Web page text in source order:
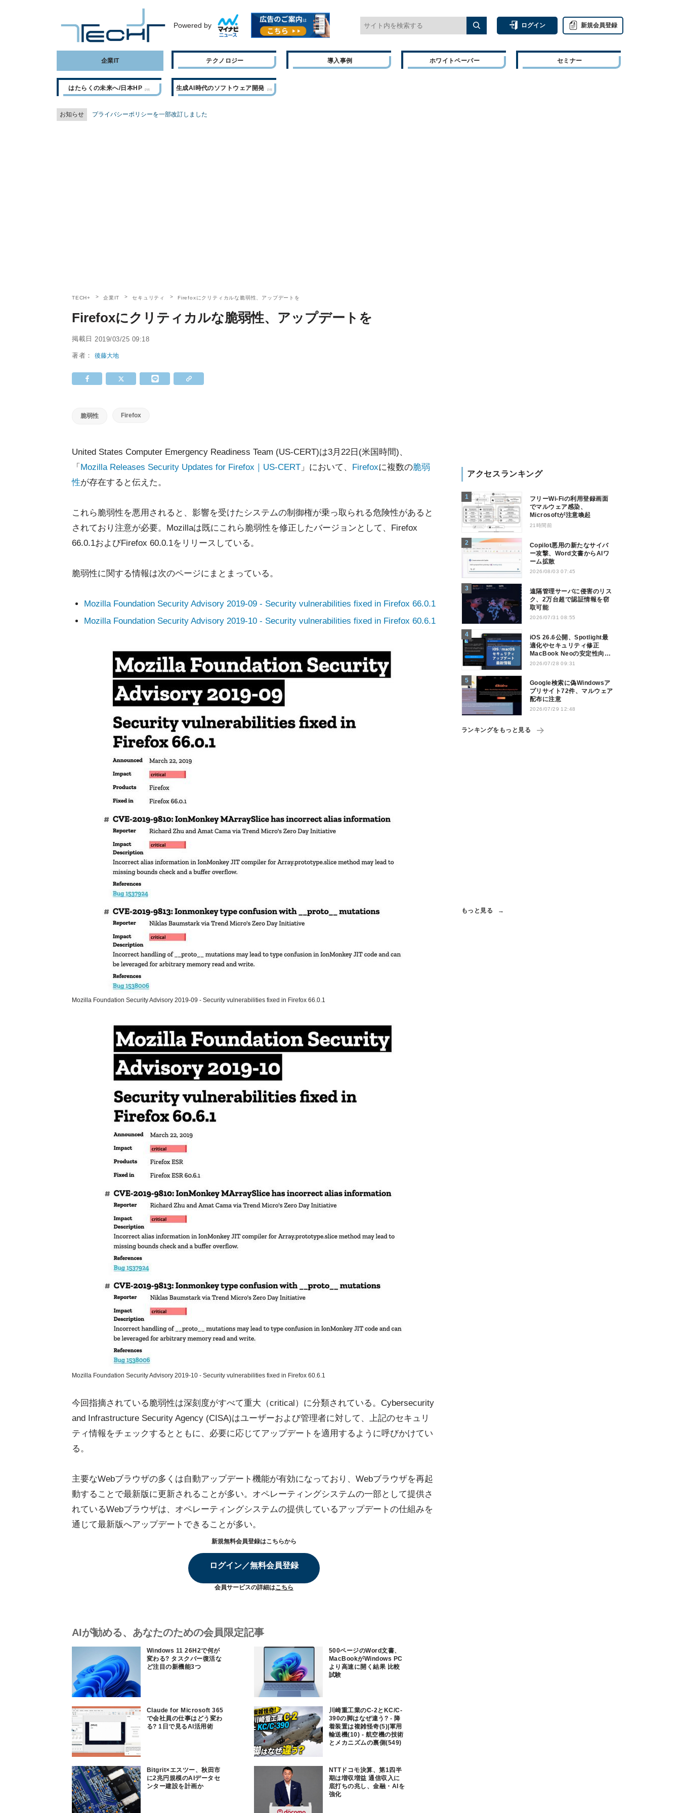
Powered by ログイン 新規会員登録
企業IT テクノロジー 導入事例 ホワイトペーパー セミナー
はたらくの未来へ/日本HP 生成AI時代のソフトウェア開発
お知らせ プライバシーポリシーを一部改訂しました
TECH+ 企業IT セキュリティ Firefoxにクリティカルな脆弱性、アップデートを
Firefoxにクリティカルな脆弱性、アップデートを
掲載日 2019/03/25 09:18
著者：後藤大地
脆弱性 Firefox
United States Computer Emergency Readiness Team (US-CERT)は3月22日(米国時間)、
「 Mozilla Releases Security Updates for Firefox｜US-CERT 」において、 Firefoxに複数の脆弱
性が存在すると伝えた。
これら脆弱性を悪用されると、影響を受けたシステムの制御権が乗っ取られる危険性があると
されており注意が必要。Mozillaは既にこれら脆弱性を修正したバージョンとして、Firefox
66.0.1およびFirefox 60.0.1をリリースしている。
脆弱性に関する情報は次のページにまとまっている。
Mozilla Foundation Security Advisory 2019-09 - Security vulnerabilities fixed in Firefox 66.0.1
Mozilla Foundation Security Advisory 2019-10 - Security vulnerabilities fixed in Firefox 60.6.1
Mozilla Foundation Security Advisory 2019-09 - Security vulnerabilities fixed in Firefox 66.0.1
Mozilla Foundation Security Advisory 2019-10 - Security vulnerabilities fixed in Firefox 60.6.1
今回指摘されている脆弱性は深刻度がすべて重大（critical）に分類されている。Cybersecurity
and Infrastructure Security Agency (CISA)はユーザーおよび管理者に対して、上記のセキュリ
ティ情報をチェックするとともに、必要に応じてアップデートを適用するように呼びかけてい
る。
主要なWebブラウザの多くは自動アップデート機能が有効になっており、Webブラウザを再起
動することで最新版に更新されることが多い。オペレーティングシステムの一部として提供さ
れているWebブラウザは、オペレーティングシステムの提供しているアップデートの仕組みを
通じて最新版へアップデートできることが多い。
新規無料会員登録はこちらから
ログイン／無料会員登録
会員サービスの詳細はこちら
AIが勧める、あなたのための会員限定記事
Windows 11 26H2で何が
変わる? タスクバー復活な
ど注目の新機能3つ
500ページのWord文書、
MacBookがWindows PC
より高速に開く結果 比較
試験
Claude for Microsoft 365
で会社員の仕事はどう変わ
る? 1日で見るAI活用術
川崎重工業のC-2とKC/C-
390の脚はなぜ違う? - 降
着装置は複雑怪奇(5)|軍用
輸送機(10) - 航空機の技術
とメカニズムの裏側(549)
Bitgrit×エスツー、秋田市
に2兆円規模のAIデータセ
ンター建設を計画か
NTTドコモ決算、第1四半
期は増収増益 通信収入に
底打ちの兆し、金融・AIを
強化
アクセスランキング
フリーWi-Fiの利用登録画面
でマルウェア感染、
Microsoftが注意喚起
21時間前
Copilot悪用の新たなサイバ
ー攻撃、Word文書からAIワ
ーム拡散
2026/08/03 07:45
遠隔管理サーバに侵害のリス
ク、2万台超で認証情報を窃
取可能
2026/07/31 08:55
iOS 26.6公開、Spotlight最
適化やセキュリティ修正
MacBook Neoの安定性向上
も
2026/07/28 09:31
Google検索に偽Windowsア
プリサイト72件、マルウェア
配布に注意
2026/07/29 12:48
ランキングをもっと見る
もっと見る